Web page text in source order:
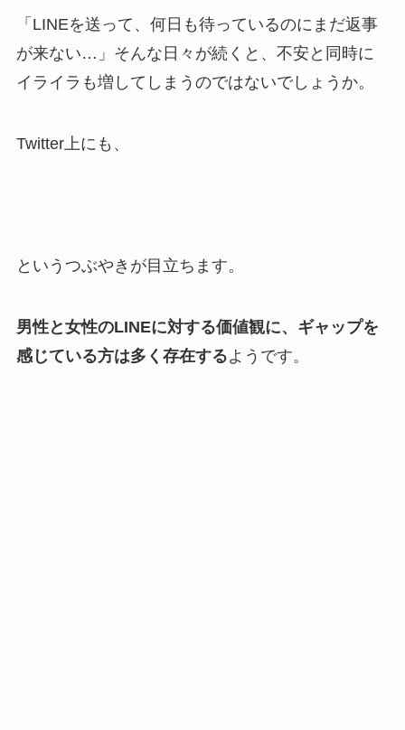
「LINEを送って、何日も待っているのにまだ返事
が来ない…」そんな日々が続くと、不安と同時に
イライラも増してしまうのではないでしょうか。
Twitter上にも、
というつぶやきが目立ちます。
男性と女性のLINEに対する価値観に、ギャップを
感じている方は多く存在するようです。